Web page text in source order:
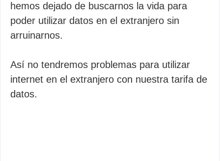
hemos dejado de buscarnos la vida para
poder utilizar datos en el extranjero sin
arruinarnos.
Así no tendremos problemas para utilizar
internet en el extranjero con nuestra tarifa de
datos.